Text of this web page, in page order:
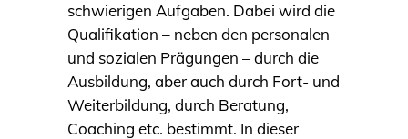
schwierigen Aufgaben. Dabei wird die
Qualifikation – neben den personalen
und sozialen Prägungen – durch die
Ausbildung, aber auch durch Fort- und
Weiterbildung, durch Beratung,
Coaching etc. bestimmt. In dieser